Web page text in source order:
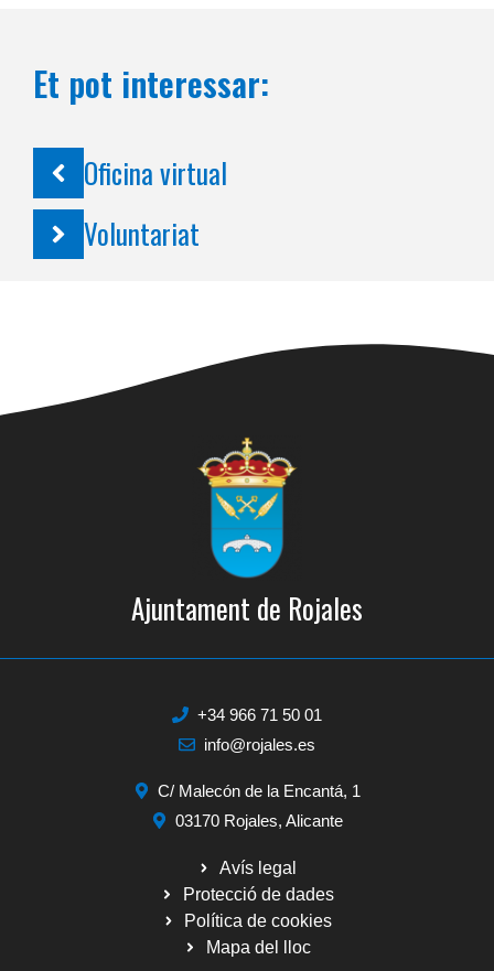
Et pot interessar:
Oficina virtual
Voluntariat
Ajuntament de Rojales
+34 966 71 50 01
info@rojales.es
C/ Malecón de la Encantá, 1
03170 Rojales, Alicante
Avís legal
Protecció de dades
Política de cookies
Mapa del lloc